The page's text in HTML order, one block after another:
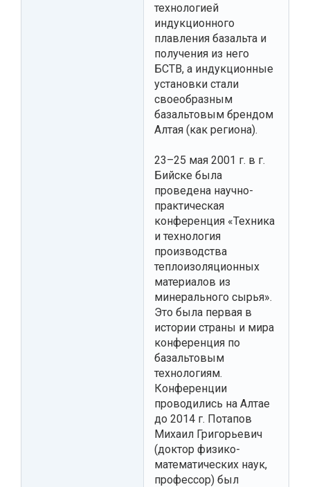
технологией
индукционного
плавления базальта и
получения из него
БСТВ, а индукционные
установки стали
своеобразным
базальтовым брендом
Алтая (как региона).
23–25 мая 2001 г. в г.
Бийске была
проведена научно-
практическая
конференция «Техника
и технология
производства
теплоизоляционных
материалов из
минерального сырья».
Это была первая в
истории страны и мира
конференция по
базальтовым
технологиям.
Конференции
проводились на Алтае
до 2014 г. Потапов
Михаил Григорьевич
(доктор физико-
математических наук,
профессор) был